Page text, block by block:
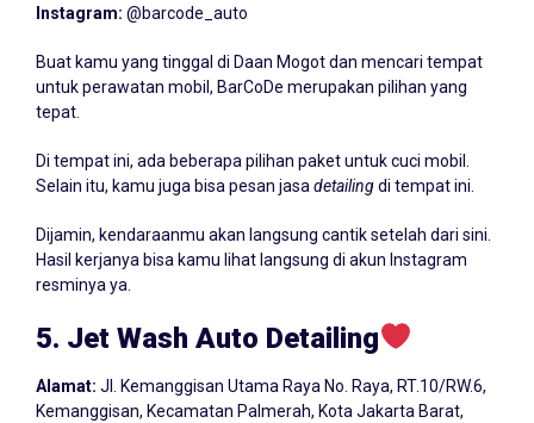
Instagram: @barcode_auto
Buat kamu yang tinggal di Daan Mogot dan mencari tempat
untuk perawatan mobil, BarCoDe merupakan pilihan yang
tepat.
Di tempat ini, ada beberapa pilihan paket untuk cuci mobil.
Selain itu, kamu juga bisa pesan jasa detailingdi tempat ini.
Dijamin, kendaraanmu akan langsung cantik setelah dari sini.
Hasil kerjanya bisa kamu lihat langsung di akun Instagram
resminya ya.
5. Jet Wash Auto Detailing
Alamat: Jl. Kemanggisan Utama Raya No. Raya, RT.10/RW.6,
Kemanggisan, Kecamatan Palmerah, Kota Jakarta Barat,